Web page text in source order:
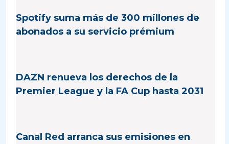
Spotify suma más de 300 millones de
abonados a su servicio prémium
DAZN renueva los derechos de la
Premier League y la FA Cup hasta 2031
Canal Red arranca sus emisiones en